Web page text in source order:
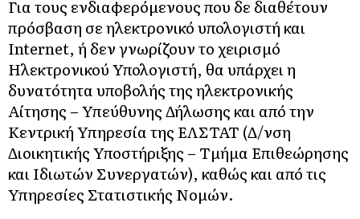
Για τους ενδιαφερόμενους που δε διαθέτουν
πρόσβαση σε ηλεκτρονικό υπολογιστή και
Internet, ή δεν γνωρίζουν το χειρισμό
Ηλεκτρονικού Υπολογιστή, θα υπάρχει η
δυνατότητα υποβολής της ηλεκτρονικής
Αίτησης – Υπεύθυνης Δήλωσης και από την
Κεντρική Υπηρεσία της ΕΛΣΤΑΤ (Δ/νση
Διοικητικής Υποστήριξης – Τμήμα Επιθεώρησης
και Ιδιωτών Συνεργατών), καθώς και από τις
Υπηρεσίες Στατιστικής Νομών.